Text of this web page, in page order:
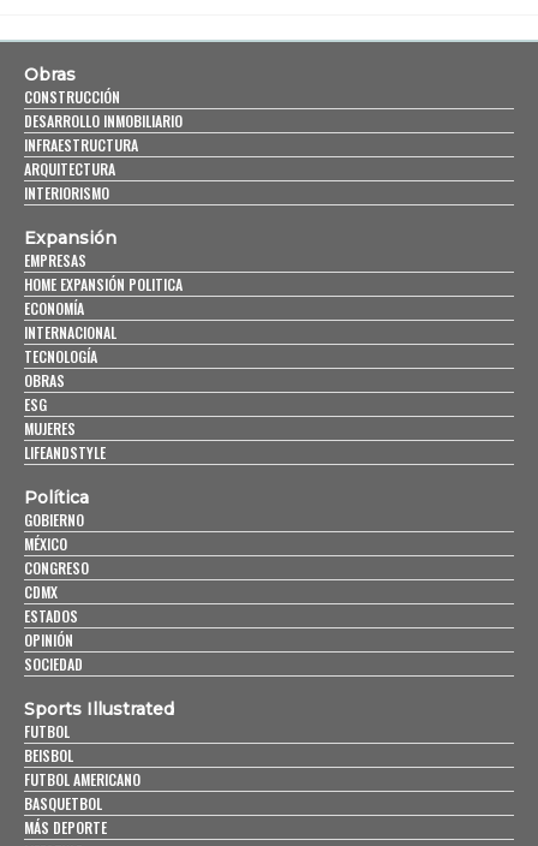
Obras
CONSTRUCCIÓN
DESARROLLO INMOBILIARIO
INFRAESTRUCTURA
ARQUITECTURA
INTERIORISMO
Expansión
EMPRESAS
HOME EXPANSIÓN POLITICA
ECONOMÍA
INTERNACIONAL
TECNOLOGÍA
OBRAS
ESG
MUJERES
LIFEANDSTYLE
Política
GOBIERNO
MÉXICO
CONGRESO
CDMX
ESTADOS
OPINIÓN
SOCIEDAD
Sports Illustrated
FUTBOL
BEISBOL
FUTBOL AMERICANO
BASQUETBOL
MÁS DEPORTE